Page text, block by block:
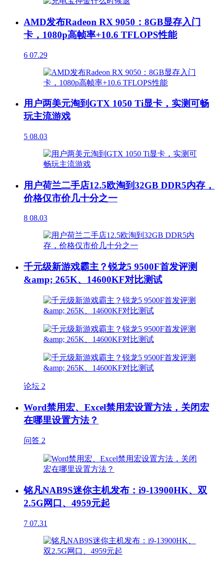
AMD发布Radeon RX 9050：8GB显存入门
卡，1080p高帧率+10.6 TFLOPS性能
6 07.29
用户两美元淘到GTX 1050 Ti显卡，实测可畅
玩主流游戏
5 08.03
用户荷兰二手店12.5欧淘到32GB DDR5内存，
价格仅市价几十分之一
8 08.03
千元级新游戏霸主？锐龙5 9500F首发评测
&amp; 265K、14600KF对比测试
论坛 2
Word禁用宏、Excel禁用宏设置方法，关闭宏
在哪里设置方法？
问答 2
铭凡NAB9S迷你主机发布：i9-13900HK、双
2.5G网口、4959元起
7 07.31